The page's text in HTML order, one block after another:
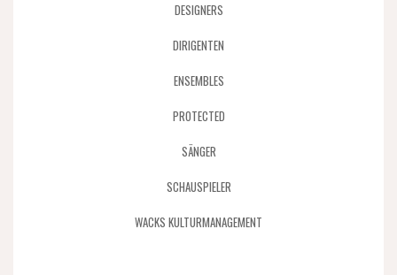
DESIGNERS
DIRIGENTEN
ENSEMBLES
PROTECTED
SÄNGER
SCHAUSPIELER
WACKS KULTURMANAGEMENT